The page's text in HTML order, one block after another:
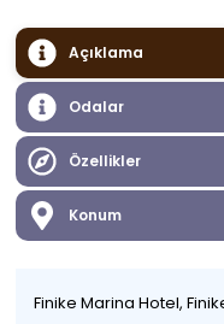
Açıklama
Odalar
Özellikler
Konum
Finike Marina Hotel,